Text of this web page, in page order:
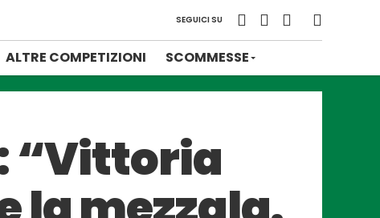
SEGUICI SU
ALTRE COMPETIZIONI SCOMMESSE
“Vittoria